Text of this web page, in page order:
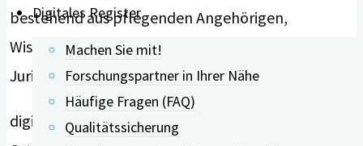
Digitales Register
Machen Sie mit!
Forschungspartner in Ihrer Nähe
Häufige Fragen (FAQ)
Qualitätssicherung
bestehend aus pflegenden Angehörigen,
Wissenschaftler*innen, Demenzexpert*innen und
Jurist*innen.
digiDEM Bayern war mit dem gesamten Team vor